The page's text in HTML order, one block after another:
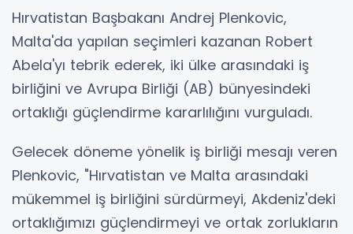
Hırvatistan Başbakanı Andrej Plenkovic,
Malta'da yapılan seçimleri kazanan Robert
Abela'yı tebrik ederek, iki ülke arasındaki iş
birliğini ve Avrupa Birliği (AB) bünyesindeki
ortaklığı güçlendirme kararlılığını vurguladı.
Gelecek döneme yönelik iş birliği mesajı veren
Plenkovic, "Hırvatistan ve Malta arasındaki
mükemmel iş birliğini sürdürmeyi, Akdeniz'deki
ortaklığımızı güçlendirmeyi ve ortak zorlukların